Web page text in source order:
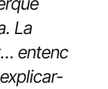
La
entenc